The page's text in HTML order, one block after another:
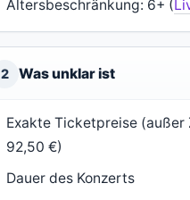
Altersbeschränkung: 6+ (
2 Was unklar ist
Exakte Ticketpreise
92,50 €)
Dauer des Konzerts